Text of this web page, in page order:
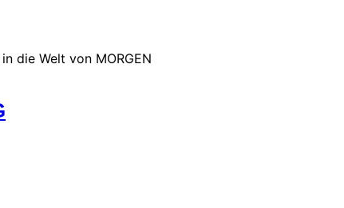
die Welt von MORGEN